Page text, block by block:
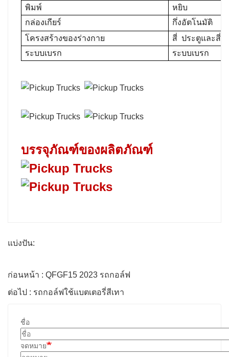
พิมพ์
หยิบ
กล่องเกียร์
กึ่งอัตโนมัติ
โครงสร้างของร่างกาย
สี่ ประตูและสี่ที่
ระบบเบรก
ระบบเบรก
บรรจุภัณฑ์ของผลิตภัณฑ์
แบ่งปัน:
ก่อนหน้า : QFGF15 2023 รถกอล์ฟ
ต่อไป : รถกอล์ฟใช้แบตเตอรี่สีเทา
ชื่อ
จดหมาย